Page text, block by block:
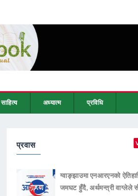
साहित्य अध्यात्म प्रविधि
प्रवास
ग्वाङ्झाउमा एनआरएनको
जमघट हुँदै, अर्थमन्त्री वाग्लेले